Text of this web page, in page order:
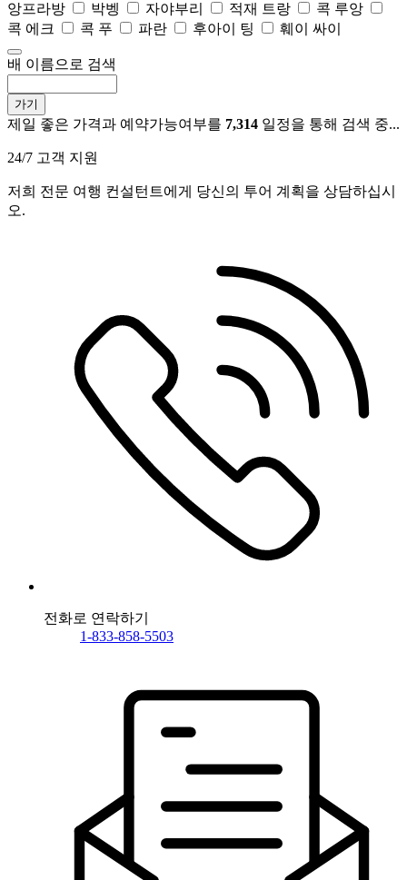
앙프라방
박벵 자야부리 적재 트랑
콕 루앙
콕 에크
콕 푸 파란 후아이 팅 훼이 싸이
배 이름으로 검색
가기
제일 좋은 가격과 예약가능여부를 7,314 일정을 통해 검색 중...
24/7 고객 지원
저희 전문 여행 컨설턴트에게 당신의 투어 계획을 상담하십시
오.
전화로 연락하기
1-833-858-5503